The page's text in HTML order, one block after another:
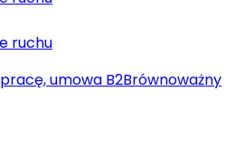
ruchu
umowa B2Brównoważny